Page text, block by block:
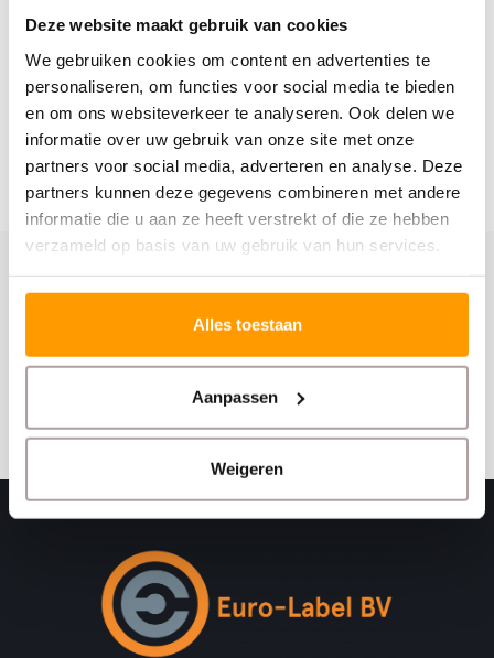
Deze website maakt gebruik van cookies
We gebruiken cookies om content en advertenties te
personaliseren, om functies voor social media te bieden
en om ons websiteverkeer te analyseren. Ook delen we
informatie over uw gebruik van onze site met onze
partners voor social media, adverteren en analyse. Deze
partners kunnen deze gegevens combineren met andere
informatie die u aan ze heeft verstrekt of die ze hebben
verzameld op basis van uw gebruik van hun services.
Alles toestaan
Aanpassen
Weigeren
Schrijf je hier in voor onze nieuwsbrief
Ontvang onze nieuwste aanbiedingen en
kortingscodes